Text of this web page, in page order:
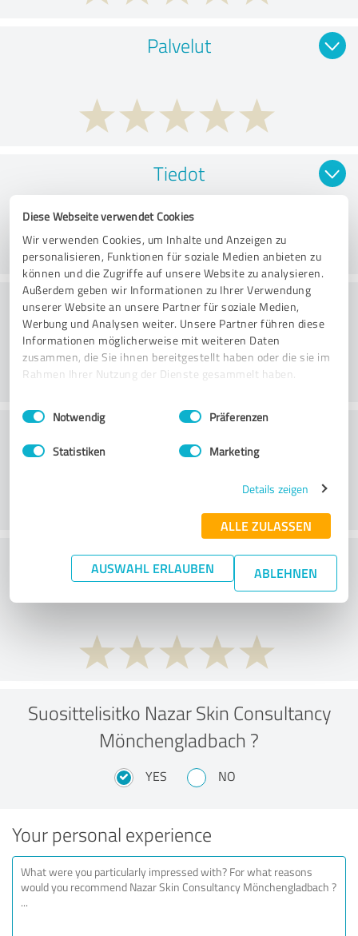
Diese Webseite verwendet Cookies
Wir verwenden Cookies, um Inhalte und Anzeigen zu
personalisieren, Funktionen für soziale Medien anbieten zu
können und die Zugriffe auf unsere Website zu analysieren.
Außerdem geben wir Informationen zu Ihrer Verwendung
unserer Website an unsere Partner für soziale Medien,
Werbung und Analysen weiter. Unsere Partner führen diese
Informationen möglicherweise mit weiteren Daten
zusammen, die Sie ihnen bereitgestellt haben oder die sie im
Rahmen Ihrer Nutzung der Dienste gesammelt haben.
Impressum Datenschutzbestimmungen
Einwilligungsauswahl
Notwendig Präferenzen
Statistiken Marketing
Details zeigen
ALLE ZULASSEN
AUSWAHL ERLAUBEN ABLEHNEN
Palvelut
Tiedot
Arvo
Asiakaspalvelu
What do you think of the price to
performance ratio?
Suosittelisitko Nazar Skin Consultancy
Mönchengladbach ?
YES NO
Your personal experience